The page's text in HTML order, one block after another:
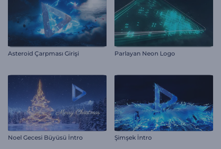
Asteroid Çarpması Girişi Parlayan Neon Logo
Noel Gecesi Büyüsü İntro Şimşek İntro